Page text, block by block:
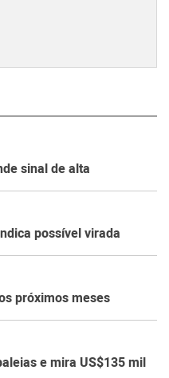
sinal de alta
possível virada
próximos meses
e mira US$135 mil